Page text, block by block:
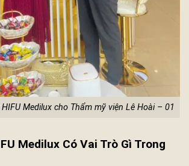
Medilux cho Thẩm mỹ viện Lê Hoài – 01
Medilux Có Vai Trò Gì Trong